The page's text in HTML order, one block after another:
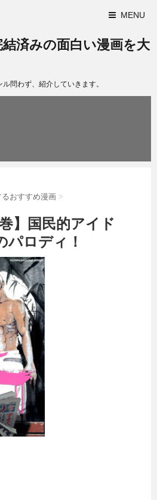
MENU
済みの面白い漫画を大
問わず、紹介していきます。
おすすめ漫画 >
】国民的アイド
パロディ！